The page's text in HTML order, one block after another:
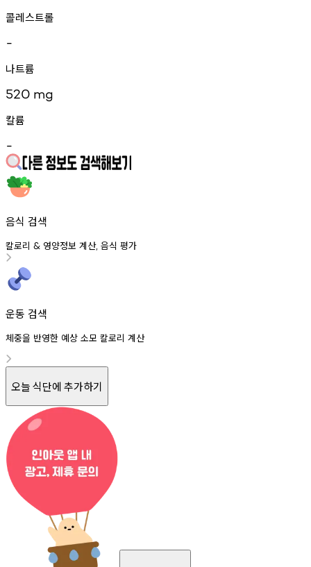
콜레스트롤
-
나트륨
520 mg
칼륨
-
음식 검색
칼로리 & 영양정보 계산, 음식 평가
운동 검색
체중을 반영한 예상 소모 칼로리 계산
오늘 식단에 추가하기